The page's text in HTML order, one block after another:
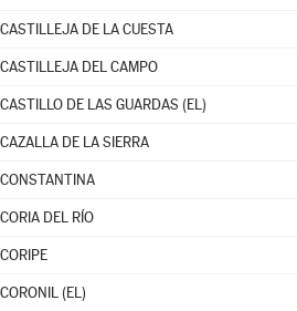
CASTILLEJA DE LA CUESTA
CASTILLEJA DEL CAMPO
CASTILLO DE LAS GUARDAS (EL)
CAZALLA DE LA SIERRA
CONSTANTINA
CORIA DEL RÍO
CORIPE
CORONIL (EL)